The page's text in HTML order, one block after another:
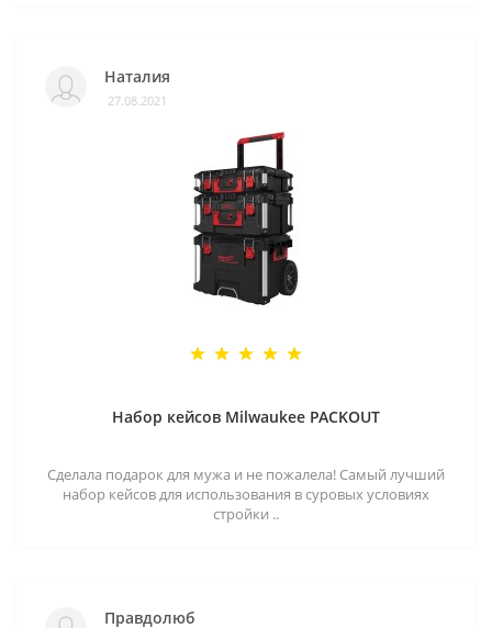
Наталия
27.08.2021
Набор кейсов Milwaukee PACKOUT
Сделала подарок для мужа и не пожалела! Самый лучший
набор кейсов для использования в суровых условиях
стройки ..
Правдолюб